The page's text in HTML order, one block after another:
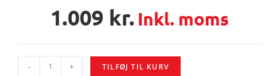
1.009 kr. Inkl. moms
- + TILFØJ TIL KURV